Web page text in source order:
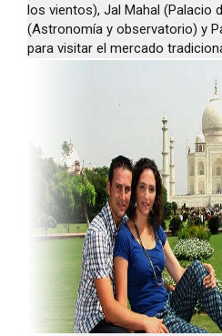
los vientos), Jal Mahal (Palacio
(Astronomía y observatorio) y
para visitar el mercado